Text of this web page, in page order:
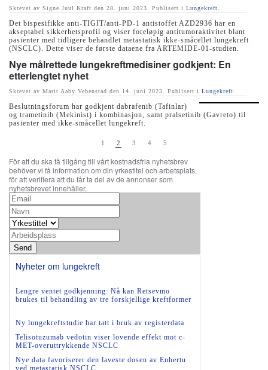
Skrevet av Signe Juul Kraft den 28. juni 2023 . Publisert i Lungekreft
Det bispesifikke anti-TIGIT/anti-PD-1 antistoffet AZD2936 har en
akseptabel sikkerhetsprofil og viser foreløpig antitumoraktivitet blant
pasienter med tidligere behandlet metastatisk ikke-småcellet lungekreft
(NSCLC). Dette viser de første dataene fra ARTEMIDE-01-studien.
Nye målrettede lungekreftmedisiner godkjent: En
etterlengtet nyhet
Skrevet av Marit Aaby Vebenstad den 14. juni 2023 . Publisert i Lungekreft
Beslutningsforum har godkjent dabrafenib (Tafinlar)
og trametinib (Mekinist) i kombinasjon, samt pralsetinib (Gavreto) til
pasienter med ikke-småcellet lungekreft.
1 2 3 4 5
För att du ska få tillgång till vårt kostnadsfria nyhetsbrev
behöver vi få information om din yrkestitel och arbetsplats,
för att verifiera att du får ta del av de annonser som
nyhetsbrevet innehåller.
Send
Nyheter om lungekreft
Lengre ventet godkjenning: Nå kan Retsevmo
brukes til behandling av tre forskjellige kreftformer
Ny lungekreftstudie har tatt i bruk av registerdata
Telisotuzumab vedotin viser lovende effekt mot c-
MET-overuttrykkende NSCLC
Nye data favoriserer den laveste dosen av Enhertu
ved metastatisk NSCLC